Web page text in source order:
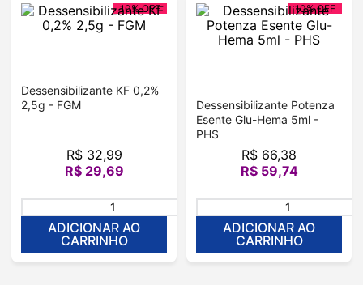
10% OFF
Dessensibilizante KF 0,2%
2,5g - FGM
R$ 32,99
R$ 29,69
ADICIONAR AO
CARRINHO
10% OFF
Dessensibilizante Potenza
Esente Glu-Hema 5ml -
PHS
R$ 66,38
R$ 59,74
ADICIONAR AO
CARRINHO